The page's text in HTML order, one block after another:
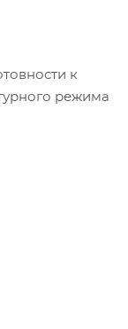
к
режима